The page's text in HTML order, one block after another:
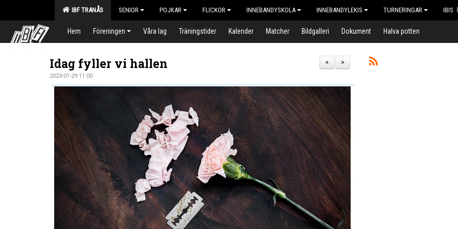
IBF TRANÅS SENIOR POJKAR FLICKOR INNEBANDYSKOLA INNEBANDYLEKIS TURNERINGAR IBIS
Hem Föreningen Våra lag Träningstider Kalender Matcher Bildgalleri Dokument Halva potten
>
<
Idag fyller vi hallen
2023-01-29 11:00